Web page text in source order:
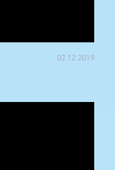
02.12.2019